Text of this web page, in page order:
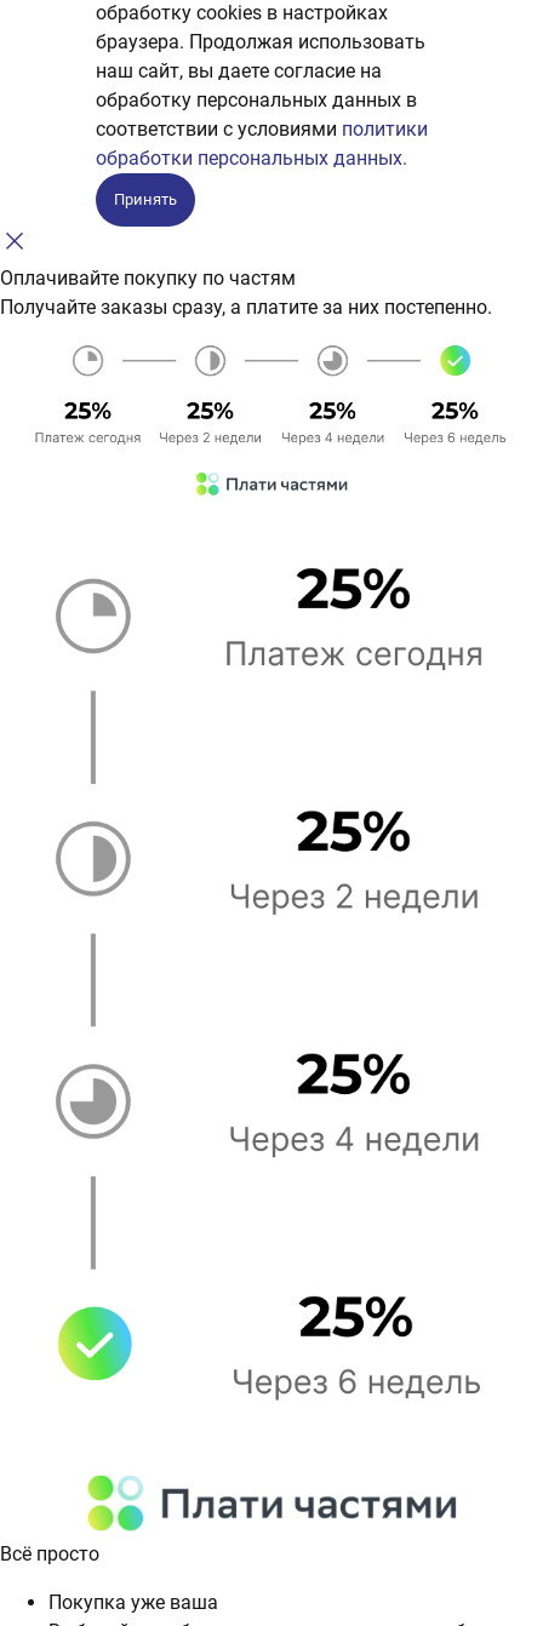
обработку сookies в настройках
браузера. Продолжая использовать
наш сайт, вы даете согласие на
обработку персональных данных в
соответствии с условиями политики
обработки персональных данных.
Принять
Оплачивайте покупку по частям
Получайте заказы сразу, а платите за них постепенно.
Всё просто
Покупка уже ваша